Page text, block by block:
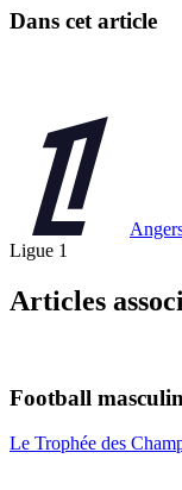
Dans cet article
Ligue 1
Articles
Football masculin
Le Trophée des